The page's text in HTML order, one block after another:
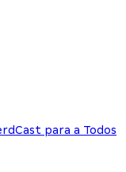
para a Todos